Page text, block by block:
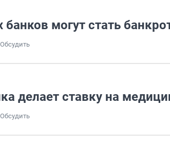
банков могут стать
Обсудить
делает ставку на
Обсудить